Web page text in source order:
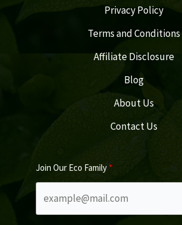
Privacy Policy
Terms and Conditions
Affiliate Disclosure
Blog
About Us
Contact Us
Join Our Eco Family